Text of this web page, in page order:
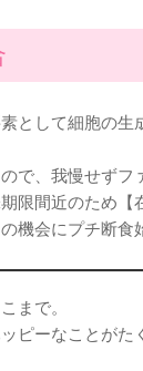
として細胞の生
で、我慢せずフ
限間近のため【
機会にプチ断食
まで。
ピーなことが